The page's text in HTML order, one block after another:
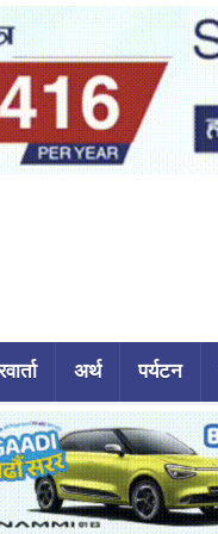
अर्थ पर्यटन